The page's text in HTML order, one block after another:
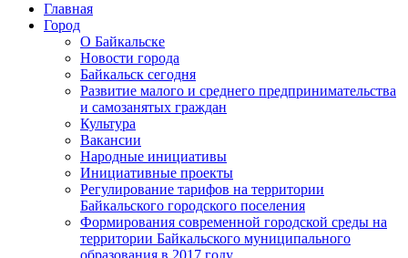
Главная
Город
О Байкальске
Новости города
Байкальск сегодня
Развитие малого и среднего предпринимательства
и самозанятых граждан
Культура
Вакансии
Народные инициативы
Инициативные проекты
Регулирование тарифов на территории
Байкальского городского поселения
Формирования современной городской среды на
территории Байкальского муниципального
образования в 2017 году